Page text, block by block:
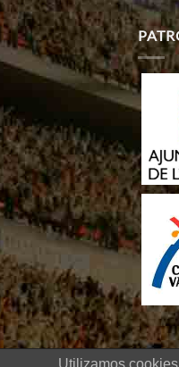
Utilizamos